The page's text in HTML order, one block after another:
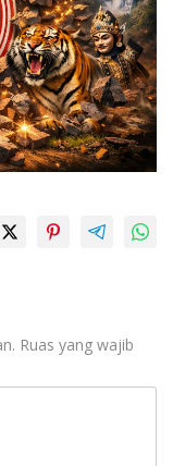
Ruas yang wajib